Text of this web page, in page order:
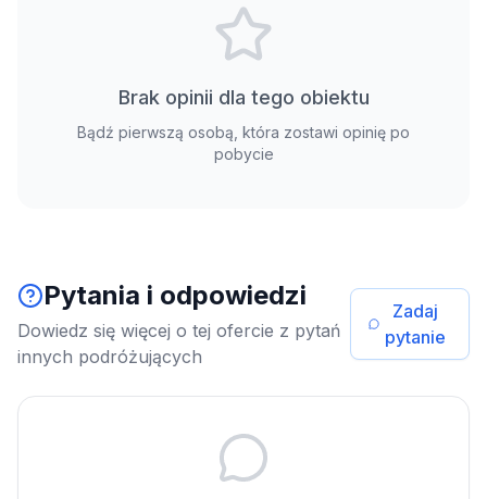
Brak opinii dla tego obiektu
Bądź pierwszą osobą, która zostawi opinię po
pobycie
Pytania i odpowiedzi
Dowiedz się więcej o tej ofercie z pytań
innych podróżujących
Zadaj
pytanie